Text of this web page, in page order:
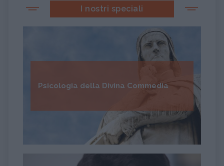
I nostri speciali
Psicologia della Divina Commedia